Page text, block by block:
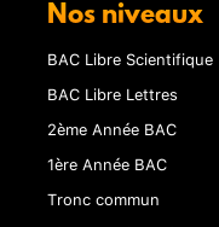
Nos niveaux
BAC Libre Scientifique
BAC Libre Lettres
2ème Année BAC
1ère Année BAC
Tronc commun